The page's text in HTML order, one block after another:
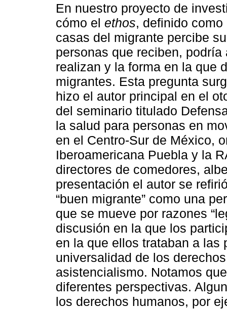
En nuestro proyecto de
cómo el ethos, definido
casas del migrante percibe
personas que reciben,
realizan y la forma en la que
migrantes. Esta pregunta
hizo el autor principal en el
del seminario titulado
la salud para personas en
en el Centro-Sur de México,
Iberoamericana Puebla y la
directores de comedores,
presentación el autor se
“buen migrante” como una
que se mueve por razones
discusión en la que los
en la que ellos trataban a las
universalidad de los
asistencialismo. Notamos
diferentes perspectivas.
los derechos humanos, por